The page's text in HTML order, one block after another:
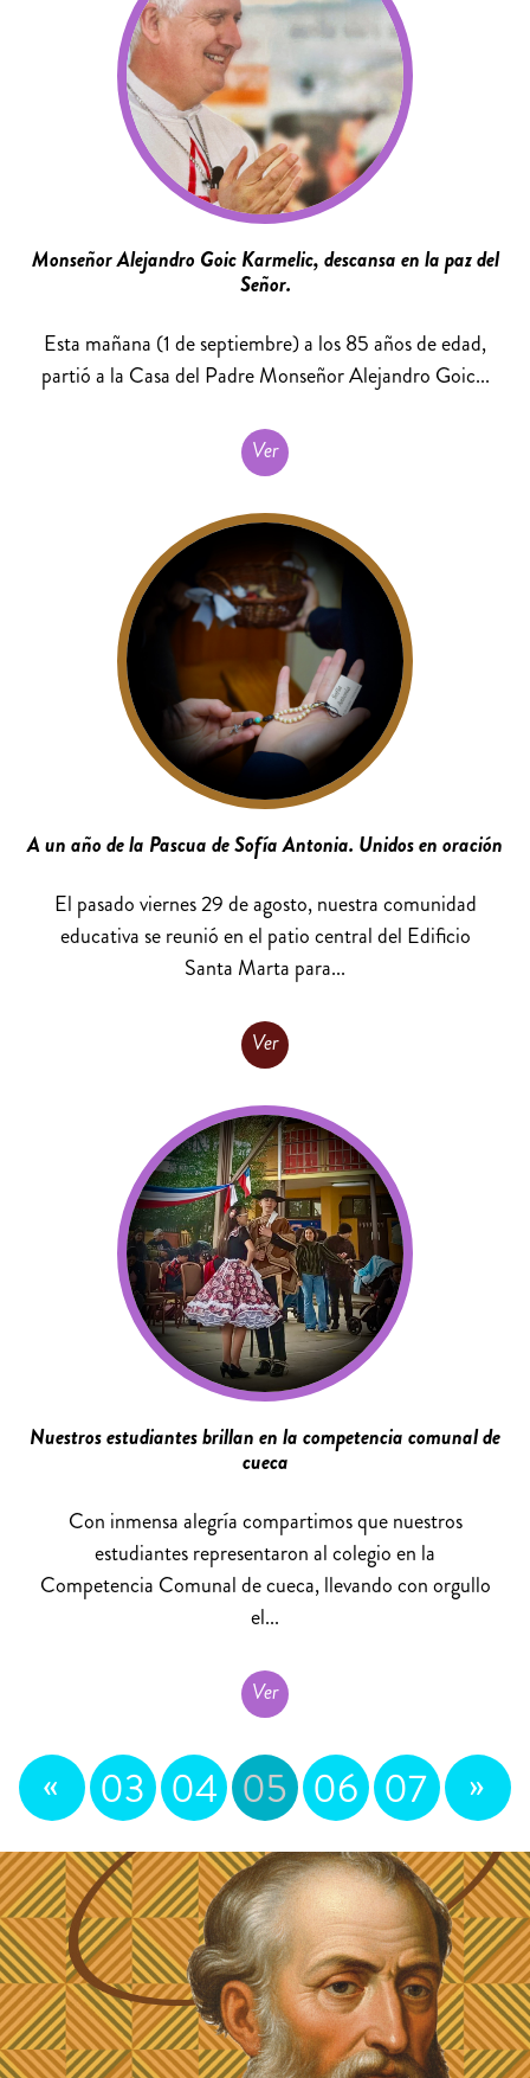
Monseñor Alejandro Goic Karmelic, descansa en la paz del
Señor.
Esta mañana (1 de septiembre) a los 85 años de edad,
partió a la Casa del Padre Monseñor Alejandro Goic...
Ver
A un año de la Pascua de Sofía Antonia. Unidos en oración
El pasado viernes 29 de agosto, nuestra comunidad
educativa se reunió en el patio central del Edificio
Santa Marta para...
Ver
Nuestros estudiantes brillan en la competencia comunal de
cueca
Con inmensa alegría compartimos que nuestros
estudiantes representaron al colegio en la
Competencia Comunal de cueca, llevando con orgullo
el...
Ver
« 03 04 05 06 07 »